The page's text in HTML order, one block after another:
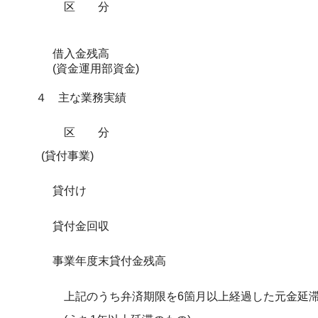
区分
借入金残高
(資金運用部資金)
４ 主な業務実績
区分
(貸付事業)
貸付け
貸付金回収
事業年度末貸付金残高
上記のうち弁済期限を6箇月以上経過した元金延